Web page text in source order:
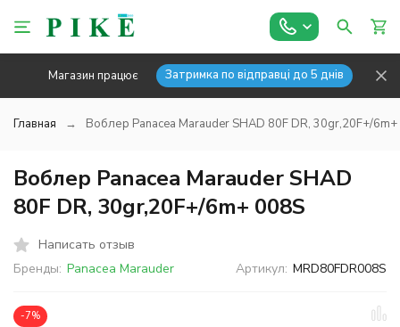
Магазин працює Затримка по відправці до 5 днів
Главная Воблер Panacea Marauder SHAD 80F DR, 30gr,20F+/
Воблер Panacea Marauder SHAD
80F DR, 30gr,20F+/6m+ 008S
Написать отзыв
Бренды: Panacea Marauder Артикул: MRD80FDR008S
-7%